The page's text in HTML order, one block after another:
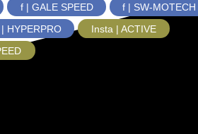
f | GALE SPEED
f | SW-MOTECH
HYPERPRO
Insta | ACTIVE